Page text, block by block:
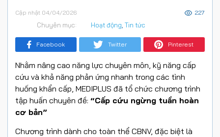
Cập nhật 04/04/2026 227
Chuyên mục: Hoạt động Tin tức
Facebook Twitter Pinterest
Nhằm nâng cao năng lực chuyên môn, kỹ năng cấp
cứu và khả năng phản ứng nhanh trong các tình
huống khẩn cấp, MEDIPLUS đã tổ chức chương trình
tập huấn chuyên đề: “Cấp cứu ngừng tuần hoàn
cơ bản”
Chương trình dành cho toàn thể CBNV, đặc biệt là